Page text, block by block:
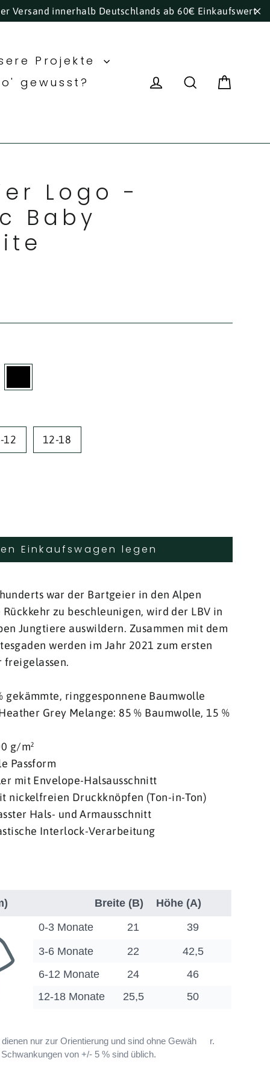
Versand innerhalb Deutschlands ab 60€ Einkaufswert
Projekte
gewusst?
Einloggen
Suche
Logo -
Baby
12 12-18
Einkaufswagen legen
war der Bartgeier in den Alpen
zu beschleunigen, wird der LBV in
Jungtiere auswildern. Zusammen mit dem
werden im Jahr 2021 zum ersten
freigelassen.
gekämmte, ringgesponnene Baumwolle
Grey Melange: 85 % Baumwolle, 15 %
g/m²
Passform
mit Envelope-Halsausschnitt
nickelfreien Druckknöpfen (Ton-in-Ton)
Hals- und Armausschnitt
Interlock-Verarbeitung